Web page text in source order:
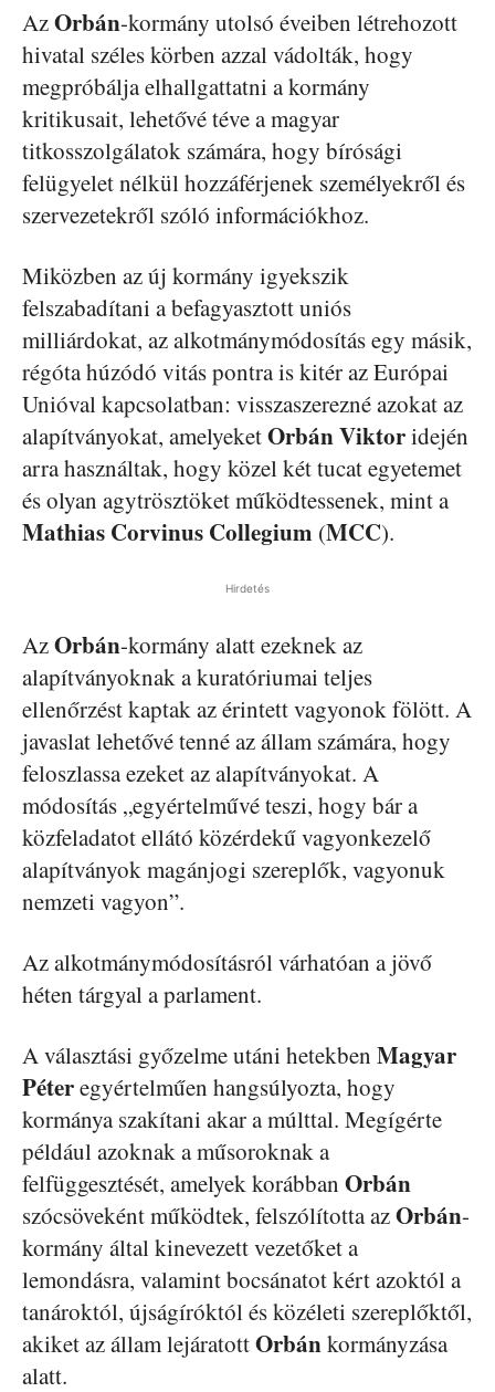
AzOrbán-kormány utolsó éveiben létrehozott
hivatal széles körben azzal vádolták, hogy
megpróbálja elhallgattatni a kormány
kritikusait, lehetővé téve a magyar
titkosszolgálatok számára, hogy bírósági
felügyelet nélkül hozzáférjenek személyekről és
szervezetekről szóló információkhoz.
Miközben az új kormány igyekszik
felszabadítani a befagyasztott uniós
milliárdokat, az alkotmánymódosítás egy másik,
régóta húzódó vitás pontra is kitér az Európai
Unióval kapcsolatban: visszaszerezné azokat az
alapítványokat, amelyeketOrbánViktoridején
arra használtak, hogy közel két tucat egyetemet
és olyan agytrösztöket működtessenek, mint a
Mathias Corvinus Collegium (MCC).
Hirdetés
AzOrbán-kormány alatt ezeknek az
alapítványoknak a kuratóriumai teljes
ellenőrzést kaptak az érintett vagyonok fölött. A
javaslat lehetővé tenné az állam számára, hogy
feloszlassa ezeket az alapítványokat. A
módosítás „egyértelművé teszi, hogy bár a
közfeladatot ellátó közérdekű vagyonkezelő
alapítványok magánjogi szereplők, vagyonuk
nemzeti vagyon”.
Az alkotmánymódosításról várhatóan a jövő
héten tárgyal a parlament.
A választási győzelme utáni hetekben Magyar
Péteregyértelműen hangsúlyozta, hogy
kormánya szakítani akar a múlttal. Megígérte
például azoknak a műsoroknak a
felfüggesztését, amelyek korábban Orbán
szócsöveként működtek, felszólította azOrbán-
kormány által kinevezett vezetőket a
lemondásra, valamint bocsánatot kért azoktól a
tanároktól, újságíróktól és közéleti szereplőktől,
akiket az állam lejáratottOrbánkormányzása
alatt.